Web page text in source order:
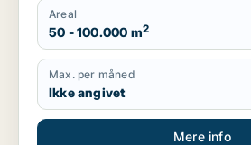
Areal
50 - 100.000 m2
Max. per måned
Ikke angivet
Mere info